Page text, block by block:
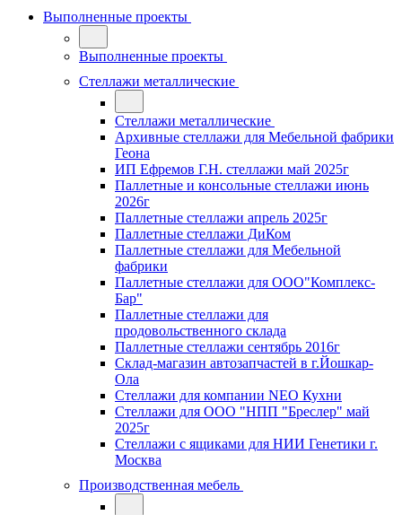
Выполненные проекты
Выполненные проекты
Стеллажи металлические
Стеллажи металлические
Архивные стеллажи для Мебельной фабрики
Геона
ИП Ефремов Г.Н. стеллажи май 2025г
Паллетные и консольные стеллажи июнь
2026г
Паллетные стеллажи апрель 2025г
Паллетные стеллажи ДиКом
Паллетные стеллажи для Мебельной
фабрики
Паллетные стеллажи для ООО"Комплекс-
Бар"
Паллетные стеллажи для
продовольственного склада
Паллетные стеллажи сентябрь 2016г
Склад-магазин автозапчастей в г.Йошкар-
Ола
Стеллажи для компании NEO Кухни
Стеллажи для ООО "НПП "Бреслер" май
2025г
Стеллажи с ящиками для НИИ Генетики г.
Москва
Производственная мебель